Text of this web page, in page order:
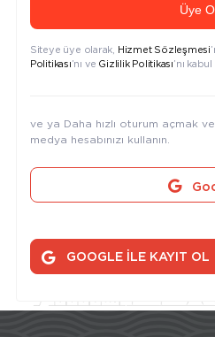
Üye
Siteye üye olarak, Hizmet Sözleşmesi
Politikası’nı ve Gizlilik Politikası’nı
ve ya Daha hızlı oturum açmak
medya hesabınızı kullanın.
GOOGLE İLE KAYIT OL